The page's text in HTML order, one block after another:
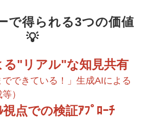
で得られる3つの価値
💡
る"リアル"な知見共有
でできている！」生成AIによる
）
視点での検証ｱﾌﾟﾛｰﾁ